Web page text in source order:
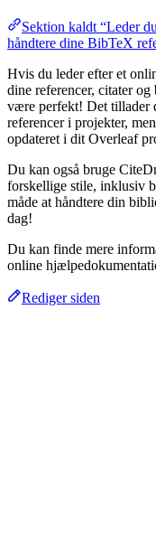
Sektion kaldt “Leder
håndtere dine BibTeX
Hvis du leder efter et
dine referencer, citater
være perfekt! Det tillader
referencer i projekter,
opdateret i dit Overleaf
Du kan også bruge
forskellige stile, inklusiv
måde at håndtere din
dag!
Du kan finde mere
online
Rediger siden